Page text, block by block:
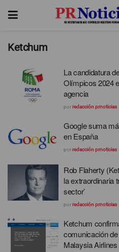
Ketchum
La candidatura
Olímpicos 2024
agencia
porredacción prnoticias
Google suma
en España
porredacción prnoticias
Rob Flaherty
la extraordinaria
sector’
porredacción prnoticias
Ketchum
comunicación
Malaysia Airlines